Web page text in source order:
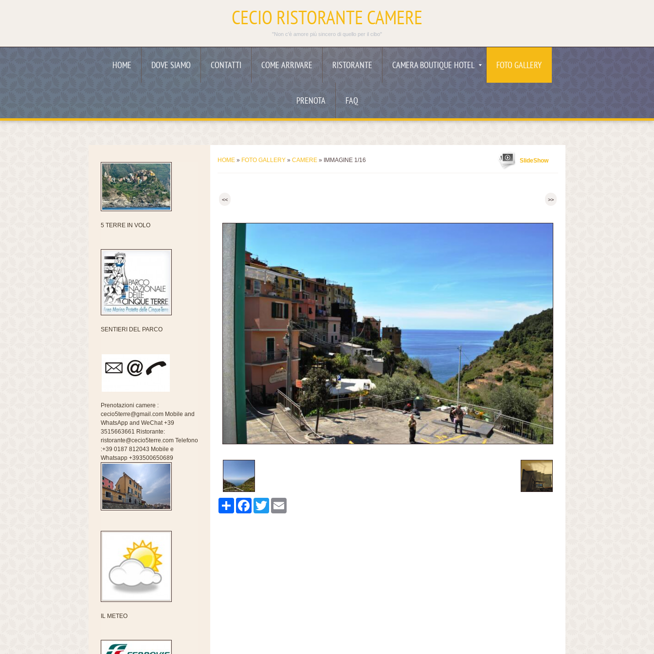
CECIO RISTORANTE CAMERE
"Non c'è amore più sincero di quello per il cibo"
HOME DOVE SIAMO CONTATTI COME ARRIVARE RISTORANTE CAMERA BOUTIQUE HOTEL FOTO GALLERY
PRENOTA FAQ
HOME » FOTO GALLERY » CAMERE » IMMAGINE 1/16 SlideShow
<< >>
Share FacebookTwitter
5 TERRE IN VOLO
SENTIERI DEL PARCO
Prenotazioni camere :
cecio5terre@gmail.com Mobile and
WhatsApp and WeChat +39
3515663661 Ristorante:
ristorante@cecio5terre.com Telefono
:+39 0187 812043 Mobile e
Whatsapp +393500650689
IL METEO